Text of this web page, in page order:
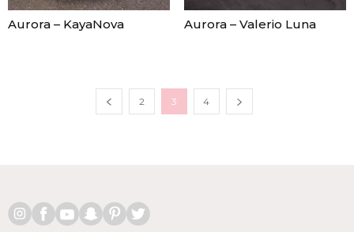
Aurora – KayaNova Aurora – Valerio Luna
2 3 4